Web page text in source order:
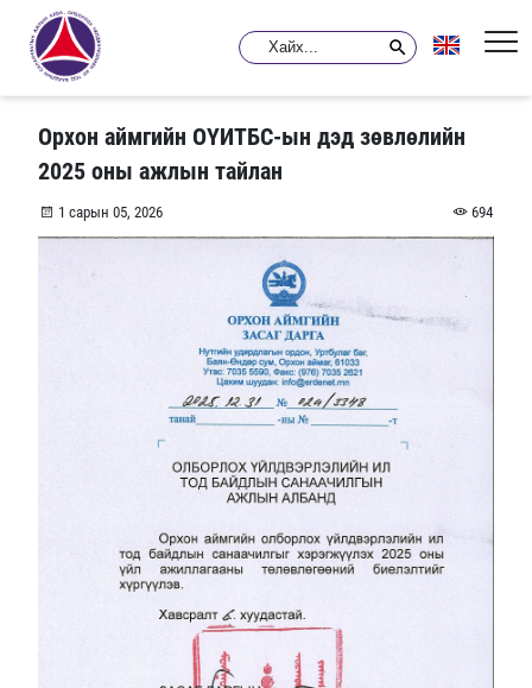
Орхон аймгийн ОҮИТБС-ын дэд зөвлөлийн
2025 оны ажлын тайлан
1 сарын 05, 2026 694